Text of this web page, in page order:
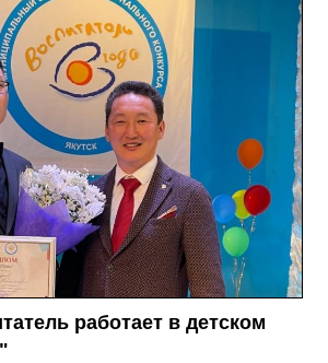
работает в детском